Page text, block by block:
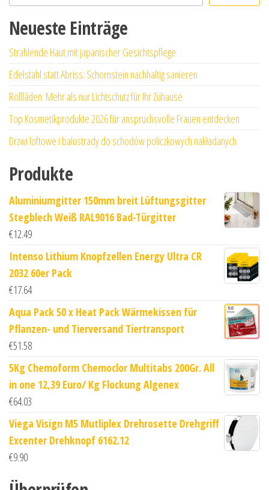
Neueste Einträge
Strahlende Haut mit japanischer Gesichtspflege
Edelstahl statt Abriss: Schornstein nachhaltig sanieren
Rollläden: Mehr als nur Lichtschutz für Ihr Zuhause
Top Kosmetikprodukte 2026 für anspruchsvolle Frauen entdecken
Drzwi loftowe i balustrady do schodów policzkowych nakładanych
Produkte
Aluminiumgitter 150mm breit Lüftungsgitter
Stegblech Weiß RAL9016 Bad-Türgitter
€12.49
Intenso Lithium Knopfzellen Energy Ultra CR
2032 60er Pack
€17.64
Aqua Pack 50 x Heat Pack Wärmekissen für
Pflanzen- und Tierversand Tiertransport
€51.58
5Kg Chemoform Chemoclor Multitabs 200Gr. All
in one 12,39 Euro/ Kg Flockung Algenex
€64.03
Viega Visign M5 Mutliplex Drehrosette Drehgriff
Excenter Drehknopf 6162.12
€9.90